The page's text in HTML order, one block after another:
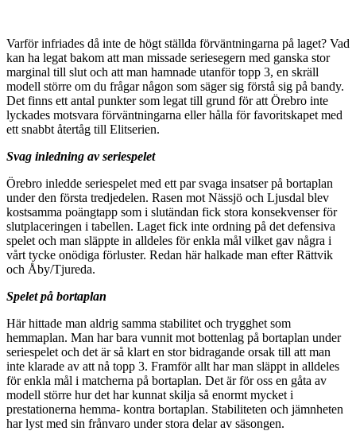
Varför infriades då inte de högt ställda förväntningarna på laget? Vad
kan ha legat bakom att man missade seriesegern med ganska stor
marginal till slut och att man hamnade utanför topp 3, en skräll
modell större om du frågar någon som säger sig förstå sig på bandy.
Det finns ett antal punkter som legat till grund för att Örebro inte
lyckades motsvara förväntningarna eller hålla för favoritskapet med
ett snabbt återtåg till Elitserien.
Svag inledning av seriespelet
Örebro inledde seriespelet med ett par svaga insatser på bortaplan
under den första tredjedelen. Rasen mot Nässjö och Ljusdal blev
kostsamma poängtapp som i slutändan fick stora konsekvenser för
slutplaceringen i tabellen. Laget fick inte ordning på det defensiva
spelet och man släppte in alldeles för enkla mål vilket gav några i
vårt tycke onödiga förluster. Redan här halkade man efter Rättvik
och Åby/Tjureda.
Spelet på bortaplan
Här hittade man aldrig samma stabilitet och trygghet som
hemmaplan. Man har bara vunnit mot bottenlag på bortaplan under
seriespelet och det är så klart en stor bidragande orsak till att man
inte klarade av att nå topp 3. Framför allt har man släppt in alldeles
för enkla mål i matcherna på bortaplan. Det är för oss en gåta av
modell större hur det har kunnat skilja så enormt mycket i
prestationerna hemma- kontra bortaplan. Stabiliteten och jämnheten
har lyst med sin frånvaro under stora delar av säsongen.